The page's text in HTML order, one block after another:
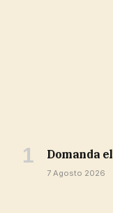
domanda
7 Agosto 2026